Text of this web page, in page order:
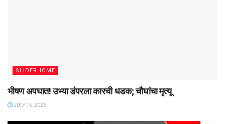
SLIDERHOME
भीषण अपघात! उभ्या डंपरला कारची धडक; चौघांचा मृत्यू
JULY 15, 2026